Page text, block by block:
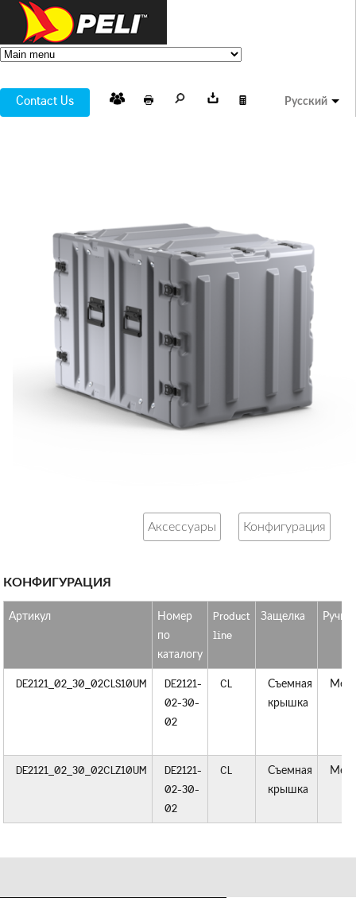
Contact Us Русский
Аксессуары Конфигурация
КОНФИГУРАЦИЯ
Артикул
Номер
по
каталогу
Product
line
Защелка Ручки
DE2121_02_30_02CLS10UM
DE2121-
02-30-
02
CL
Съемная
крышка
DE2121_02_30_02CLZ10UM
DE2121-
02-30-
02
CL
Съемная
крышка